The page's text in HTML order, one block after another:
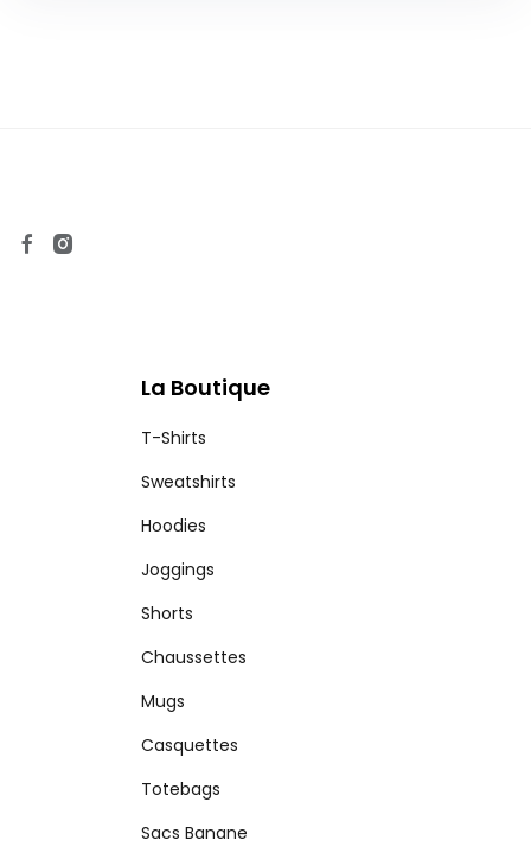
La Boutique
T-Shirts
Sweatshirts
Hoodies
Joggings
Shorts
Chaussettes
Mugs
Casquettes
Totebags
Sacs Banane